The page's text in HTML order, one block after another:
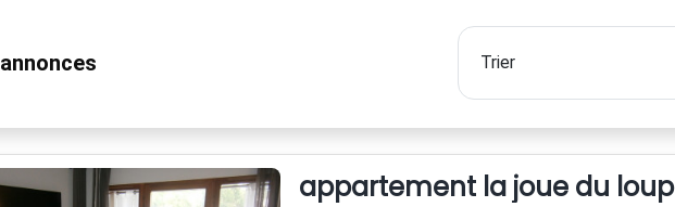
annonces
appartement la joue du loup